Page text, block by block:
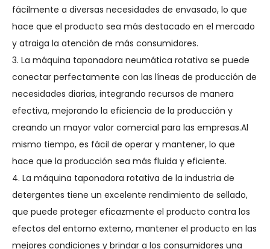
fácilmente a diversas necesidades de envasado, lo que
hace que el producto sea más destacado en el mercado
y atraiga la atención de más consumidores.
3. La máquina taponadora neumática rotativa se puede
conectar perfectamente con las líneas de producción de
necesidades diarias, integrando recursos de manera
efectiva, mejorando la eficiencia de la producción y
creando un mayor valor comercial para las empresas.Al
mismo tiempo, es fácil de operar y mantener, lo que
hace que la producción sea más fluida y eficiente.
4. La máquina taponadora rotativa de la industria de
detergentes tiene un excelente rendimiento de sellado,
que puede proteger eficazmente el producto contra los
efectos del entorno externo, mantener el producto en las
mejores condiciones y brindar a los consumidores una